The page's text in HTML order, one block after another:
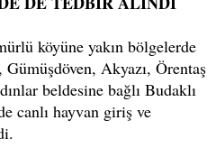
köyüne yakın bölgelerde
Akyazı, Örentaş
beldesine bağlı Budaklı
canlı hayvan giriş ve